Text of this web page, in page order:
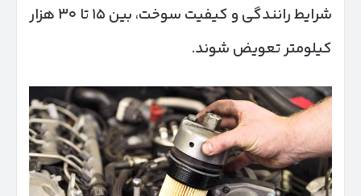
شرایط رانندگی و کیفیت سوخت، بین ۱۵ تا ۳۰ هزار
کیلومتر تعویض شوند.